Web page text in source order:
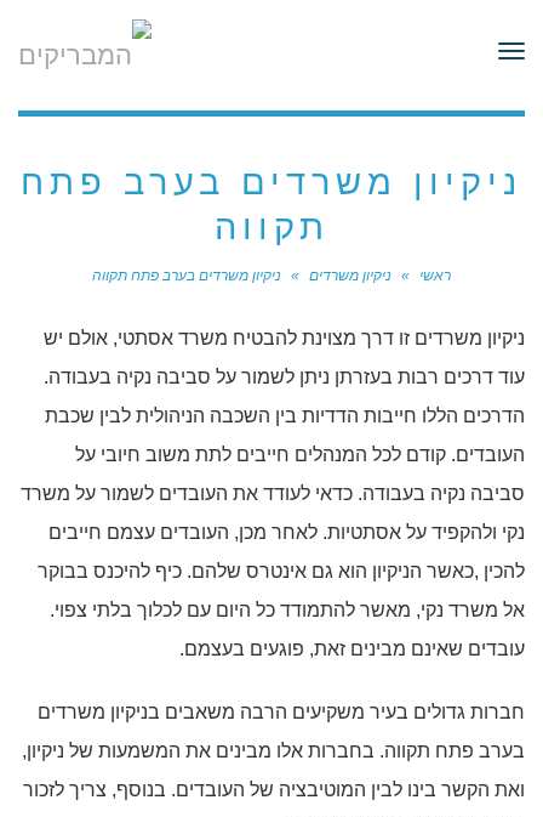
תפריט
ניקיון משרדים בערב פתח
תקווה
ראשי » ניקיון משרדים » ניקיון משרדים בערב פתח תקווה
ניקיון משרדים זו דרך מצוינת להבטיח משרד אסתטי, אולם יש
עוד דרכים רבות בעזרתן ניתן לשמור על סביבה נקיה בעבודה.
הדרכים הללו חייבות הדדיות בין השכבה הניהולית לבין שכבת
העובדים. קודם לכל המנהלים חייבים לתת משוב חיובי על
סביבה נקיה בעבודה. כדאי לעודד את העובדים לשמור על משרד
נקי ולהקפיד על אסתטיות. לאחר מכן, העובדים עצמם חייבים
להכין ,כאשר הניקיון הוא גם אינטרס שלהם. כיף להיכנס בבוקר
אל משרד נקי, מאשר להתמודד כל היום עם לכלוך בלתי צפוי.
עובדים שאינם מבינים זאת, פוגעים בעצמם.
חברות גדולים בעיר משקיעים הרבה משאבים בניקיון משרדים
בערב פתח תקווה. בחברות אלו מבינים את המשמעות של ניקיון,
ואת הקשר בינו לבין המוטיבציה של העובדים. בנוסף, צריך לזכור